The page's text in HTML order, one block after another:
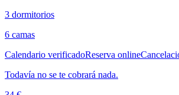
3 dormitorios
6 camas
Calendario verificadoReserva online
Todavía no se te cobrará nada.